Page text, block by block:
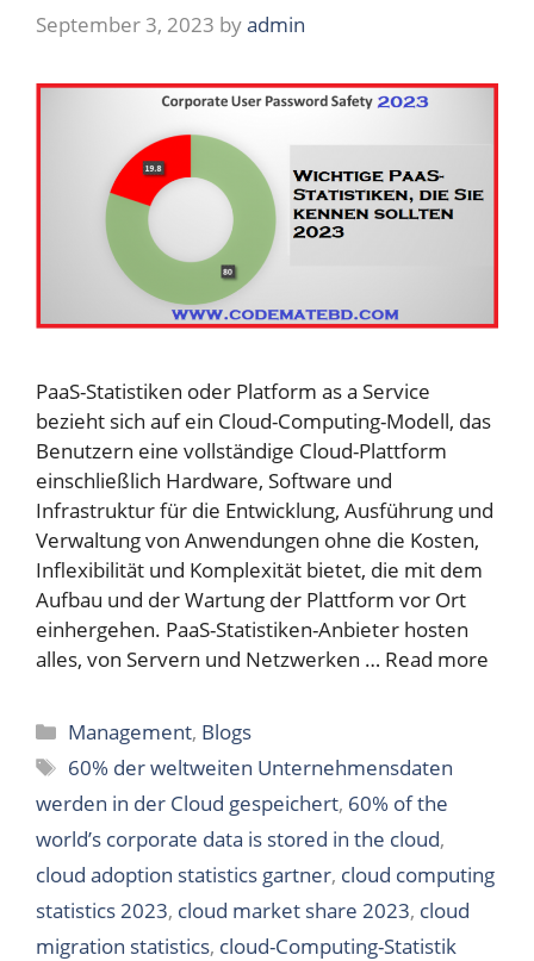
September 3, 2023 byadmin
PaaS-Statistiken oder Platform as a Service
bezieht sich auf ein Cloud-Computing-Modell, das
Benutzern eine vollständige Cloud-Plattform
einschließlich Hardware, Software und
Infrastruktur für die Entwicklung, Ausführung und
Verwaltung von Anwendungen ohne die Kosten,
Inflexibilität und Komplexität bietet, die mit dem
Aufbau und der Wartung der Plattform vor Ort
einhergehen. PaaS-Statistiken-Anbieter hosten
alles, von Servern und Netzwerken … Read more
Categories
Management, Blogs
Tags
60% der weltweiten Unternehmensdaten
werden in der Cloud gespeichert, 60% of the
world’s corporate data is stored in the cloud,
cloud adoption statistics gartner, cloud computing
statistics 2023, cloud market share 2023, cloud
migration statistics, cloud-Computing-Statistik